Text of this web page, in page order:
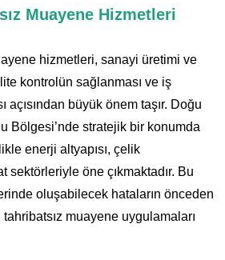
Muayene Hizmetleri
hizmetleri, sanayi üretimi ve
kontrolün sağlanması ve iş
açısından büyük önem taşır. Doğu
Bölgesi’nde stratejik bir konumda
enerji altyapısı, çelik
sektörleriyle öne çıkmaktadır. Bu
oluşabilecek hataların önceden
muayene uygulamaları